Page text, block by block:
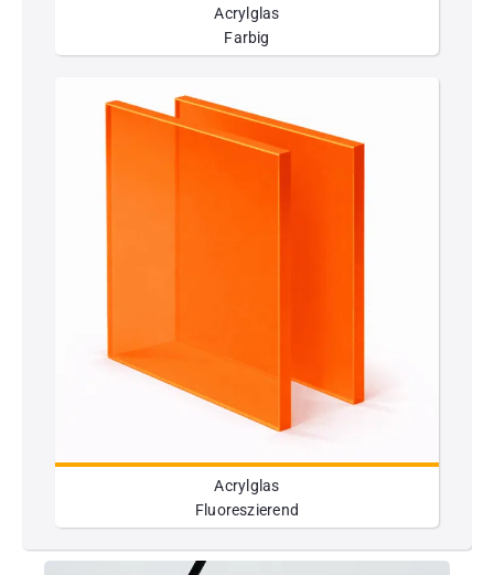
Acrylglas
Farbig
Acrylglas
Fluoreszierend